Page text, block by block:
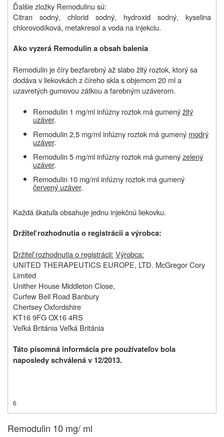
Ďalšie zložky Remodulinu sú:
Citran sodný, chlorid sodný, hydroxid sodný, kyselina
chlorovodíková, metakresol a voda na injekciu.
Ako vyzerá Remodulin a obsah balenia
Remodulin je číry bezfarebný až slabo žltý roztok, ktorý sa
dodáva v liekovkách z číreho skla s objemom 20 ml a
uzavretých gumovou zátkou a farebným uzáverom.
Remodulin 1 mg/ml infúzny roztok má gumenýžltý
uzáver.
Remodulin 2,5 mg/ml infúzny roztok má gumený modrý
uzáver.
Remodulin 5 mg/ml infúzny roztok má gumenýzelený
uzáver.
Remodulin 10 mg/ml infúzny roztok má gumený
červený uzáver.
Každá škatuľa obsahuje jednu injekčnú liekovku.
Držiteľ rozhodnutia o registrácii a výrobca:
Držiteľ rozhodnutia o registrácii: Výrobca:
UNITED THERAPEUTICS EUROPE, LTD. McGregor Cory
Limited
Unither House Middleton Close,
Curfew Bell Road Banbury
Chertsey Oxfordshire
KT16 9FG OX16 4RS
Veľká Británia Veľká Británia
Táto písomná informácia pre používateľov bola
naposledy schválená v 12/2013.
6
Remodulin 10 mg/ ml